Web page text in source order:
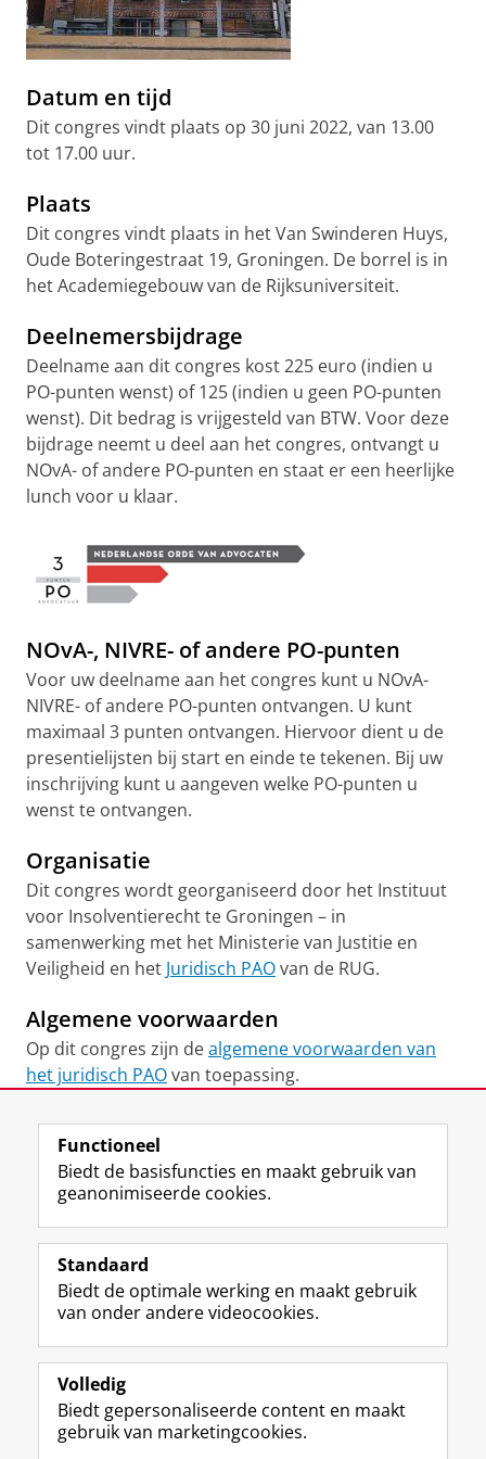
Datum en tijd
Dit congres vindt plaats op 30 juni 2022, van 13.00
tot 17.00 uur.
Plaats
Dit congres vindt plaats in het Van Swinderen Huys,
Oude Boteringestraat 19, Groningen. De borrel is in
het Academiegebouw van de Rijksuniversiteit.
Deelnemersbijdrage
Deelname aan dit congres kost 225 euro (indien u
PO-punten wenst) of 125 (indien u geen PO-punten
wenst). Dit bedrag is vrijgesteld van BTW. Voor deze
bijdrage neemt u deel aan het congres, ontvangt u
NOvA- of andere PO-punten en staat er een heerlijke
lunch voor u klaar.
NOvA-, NIVRE- of andere PO-punten
Voor uw deelname aan het congres kunt u NOvA-
NIVRE- of andere PO-punten ontvangen. U kunt
maximaal 3 punten ontvangen. Hiervoor dient u de
presentielijsten bij start en einde te tekenen. Bij uw
inschrijving kunt u aangeven welke PO-punten u
wenst te ontvangen.
Organisatie
Dit congres wordt georganiseerd door het Instituut
voor Insolventierecht te Groningen – in
samenwerking met het Ministerie van Justitie en
Veiligheid en het Juridisch PAOvan de RUG.
Algemene voorwaarden
Op dit congres zijn dealgemene voorwaarden van
het juridisch PAOvan toepassing.
Laatst gewijzigd: 01 juni 2026 16:37
Volg de RUG
F
a
e
b
o
p
a
L
i
k
e
I
-
p
R
S
-
f
e
R
I
n
t
r
m
Y
o
T
e
k
Studiekiezers
Alumni
Over ons
Functioneel
Biedt de basisfuncties en maakt gebruik van
geanonimiseerde cookies.
Standaard
Biedt de optimale werking en maakt gebruik
van onder andere videocookies.
Volledig
Biedt gepersonaliseerde content en maakt
gebruik van marketingcookies.